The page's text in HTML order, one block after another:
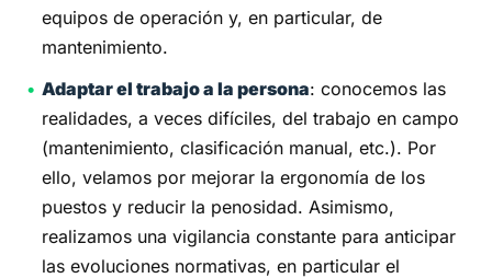
equipos de operación y, en particular, de
mantenimiento.
Adaptar el trabajo a la persona: conocemos las
realidades, a veces difíciles, del trabajo en campo
(mantenimiento, clasificación manual, etc.). Por
ello, velamos por mejorar la ergonomía de los
puestos y reducir la penosidad. Asimismo,
realizamos una vigilancia constante para anticipar
las evoluciones normativas, en particular el